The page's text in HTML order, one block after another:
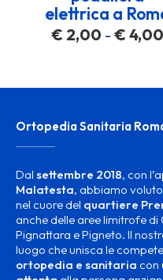
elettrica a
€ 2,00 - € 4,00
Ortopedia Sanitaria
Dal settembre 2018, con
Malatesta, abbiamo
nel cuore del quartiere
anche delle aree limitrofe
Pignattara e Pigneto. Il
luogo che unisca le
ortopedia e sanitaria con